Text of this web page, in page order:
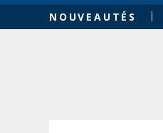
NOUVEAUTÉS